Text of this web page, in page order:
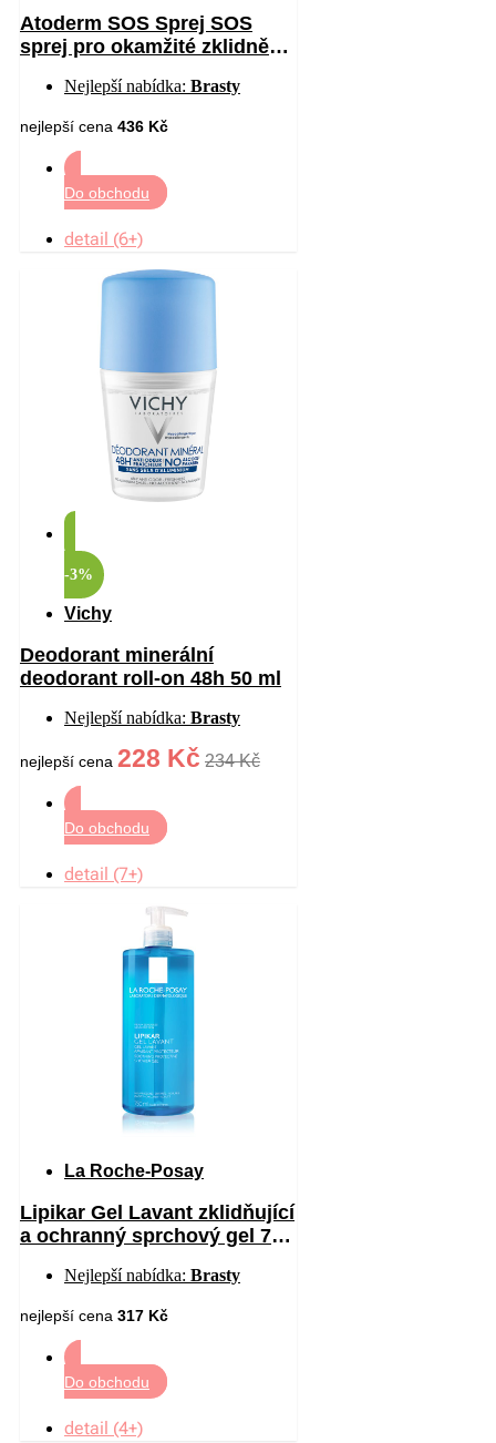
Atoderm SOS Sprej SOS
sprej pro okamžité zklidnění
Nejlepší nabídka: Brasty
nejlepší cena 436 Kč
Do obchodu
detail (6+)
-3%
Vichy
Deodorant minerální
deodorant roll-on 48h 50 ml
Nejlepší nabídka: Brasty
nejlepší cena 228 Kč 234 Kč
Do obchodu
detail (7+)
La Roche-Posay
Lipikar Gel Lavant zklidňující
a ochranný sprchový gel 750
Nejlepší nabídka: Brasty
nejlepší cena 317 Kč
Do obchodu
detail (4+)